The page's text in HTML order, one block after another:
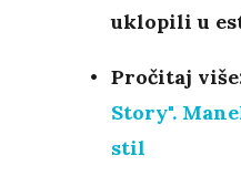
uklopili u
Pročitaj
Story".
stil